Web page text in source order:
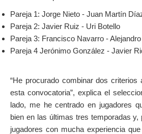
Pareja 1: Jorge Nieto - Juan Martín
Pareja 2: Javier Ruiz - Uri Botello
Pareja 3: Francisco Navarro -
Pareja 4 Jerónimo González - Javier
“He procurado combinar dos criterios
esta convocatoria”, explica el
lado, me he centrado en jugadores
bien en las últimas tres temporadas y,
jugadores con mucha experiencia